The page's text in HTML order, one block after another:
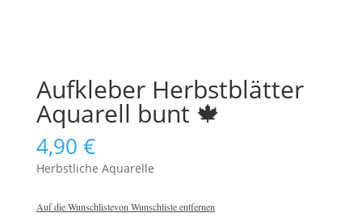
Aufkleber Herbstblätter
Aquarell bunt 🍁
4,90 €
Herbstliche Aquarelle
Auf die Wunschlistevon Wunschliste entfernen